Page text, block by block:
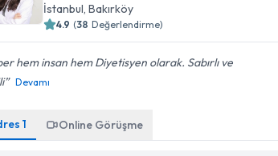
İstanbul , Bakırköy
4.9 (38 Değerlendirme)
hem insan hem Diyetisyen olarak. Sabırlı ve
Devamı
1 Online Görüşme